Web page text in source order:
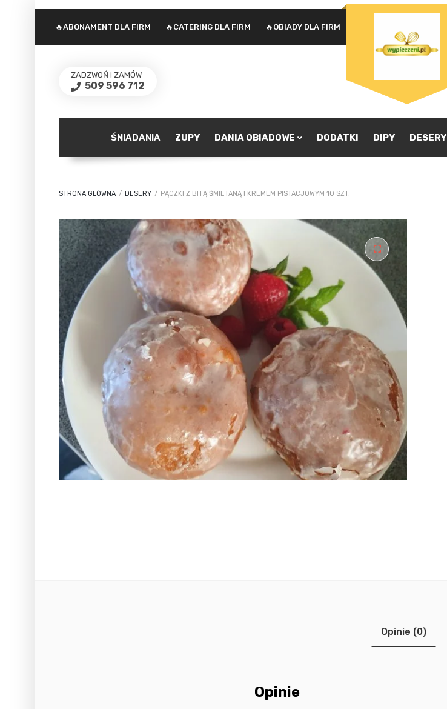
🔥ABONAMENT DLA FIRM 🔥CATERING DLA FIRM 🔥OBIADY DLA FIRM
ZADZWOŃ I ZAMÓW
509 596 712
ZALOGUJ SIĘ
Nie pamiętasz hasła?
ŚNIADANIA ZUPY DANIA OBIADOWE DODATKI DIPY DESERY
STRONA GŁÓWNA / DESERY / PĄCZKI Z BITĄ ŚMIETANĄ I KREMEM PISTACJOWYM 10 SZT.
🔍
Opinie (0)
Opinie